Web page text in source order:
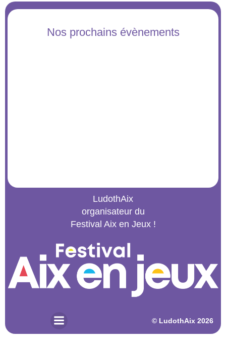
Nos prochains évènements
LudothAix
organisateur du
Festival Aix en Jeux !
© LudothAix 2026